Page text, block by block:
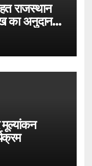
राजस्थान
का अनुदान
मूल्यांकन